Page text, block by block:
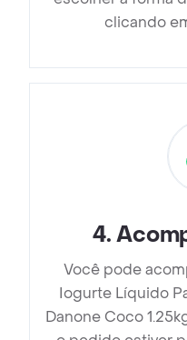
clicando
4.
Você pode
Iogurte Líquido
Danone Coco